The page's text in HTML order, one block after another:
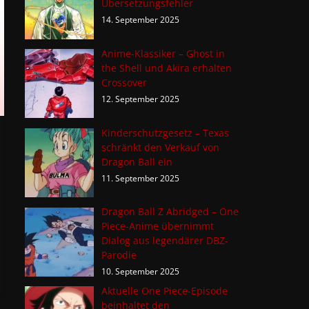
Übersetzungsfehler
14. September 2025
Anime-Klassiker – Ghost in
the Shell und Akira erhalten
Crossover
12. September 2025
Kinderschutzgesetz – Texas
schränkt den Verkauf von
Dragon Ball ein
11. September 2025
Dragon Ball Z Abridged – One
Piece-Anime übernimmt
Dialog aus legendärer DBZ-
Parodie
10. September 2025
Aktuelle One Piece-Episode
beinhaltet den